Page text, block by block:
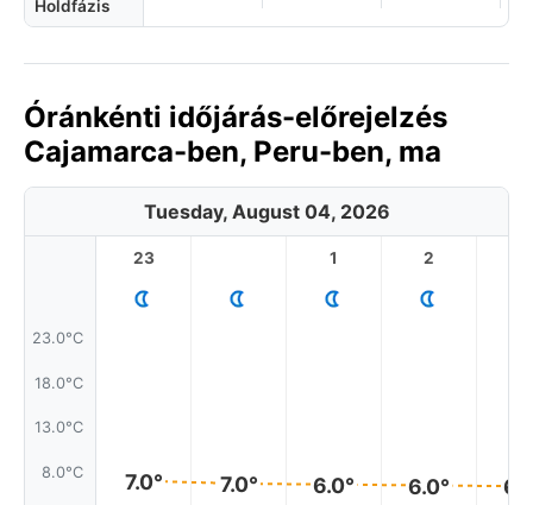
Holdfázis
Óránkénti időjárás-előrejelzés
Cajamarca-ben, Peru-ben, ma
Tuesday, August 04, 2026
23.0°C
18.0°C
13.0°C
8.0°C
23
7.0° 7.0°
1
6.0°
2
6.0°